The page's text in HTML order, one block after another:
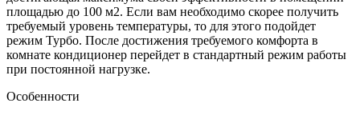
площадью до 100 м2. Если вам необходимо скорее получить
требуемый уровень температуры, то для этого подойдет
режим Турбо. После достижения требуемого комфорта в
комнате кондиционер перейдет в стандартный режим работы
при постоянной нагрузке.
Особенности